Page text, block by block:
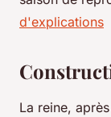
d'explications
La reine,